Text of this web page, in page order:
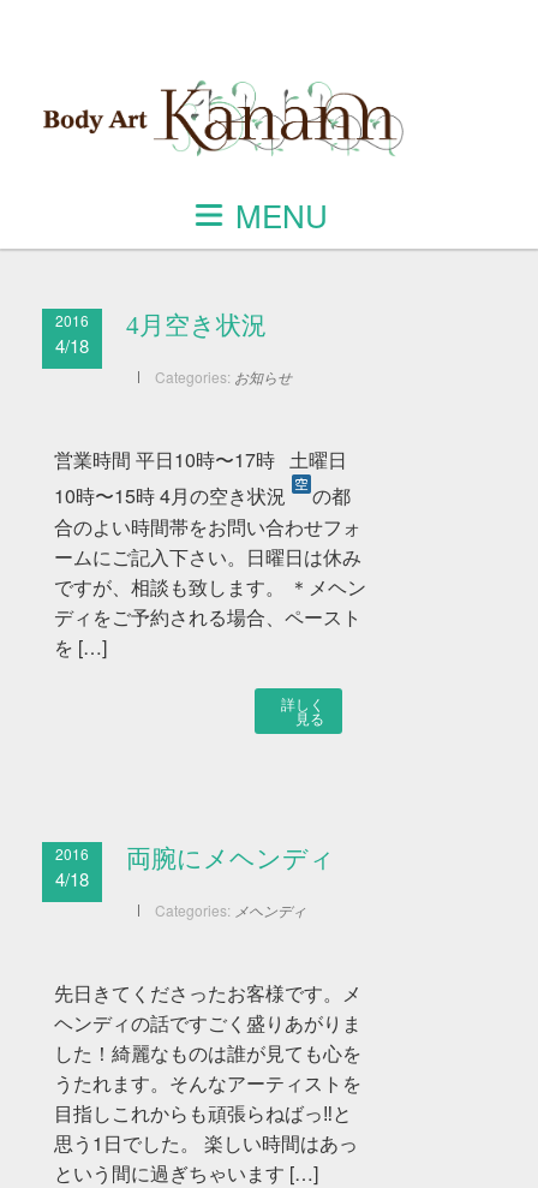
MENU
2016
4/18
4月空き状況
Categories: お知らせ
営業時間 平日10時〜17時 土曜日
10時〜15時 4月の空き状況
の都
合のよい時間帯をお問い合わせフォ
ームにご記入下さい。日曜日は休み
ですが、相談も致します。 ＊メヘン
ディをご予約される場合、ペースト
を […]
詳しく
見る
2016
4/18
両腕にメヘンディ
Categories: メヘンディ
先日きてくださったお客様です。メ
ヘンディの話ですごく盛りあがりま
した！綺麗なものは誰が見ても心を
うたれます。そんなアーティストを
目指しこれからも頑張らねばっ‼︎と
思う1日でした。 楽しい時間はあっ
という間に過ぎちゃいます […]